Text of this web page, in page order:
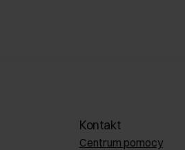
Kontakt
Centrum pomocy